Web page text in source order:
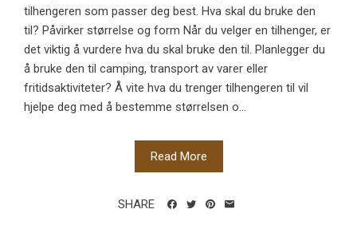
tilhengeren som passer deg best. Hva skal du bruke den
til? Påvirker størrelse og form Når du velger en tilhenger, er
det viktig å vurdere hva du skal bruke den til. Planlegger du
å bruke den til camping, transport av varer eller
fritidsaktiviteter? Å vite hva du trenger tilhengeren til vil
hjelpe deg med å bestemme størrelsen o...
Read More
SHARE